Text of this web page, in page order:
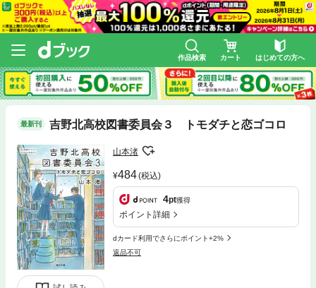
作品検索 カート はじめての方へ
最新刊 吉野北高校図書委員会３ トモダチと恋ゴコロ
山本渚
484(税込)
4pt獲得
ポイント詳細
dカード利用でさらにポイント+2%
返品不可